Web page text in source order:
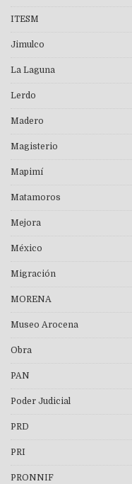
ITESM
Jimulco
La Laguna
Lerdo
Madero
Magisterio
Mapimí
Matamoros
Mejora
México
Migración
MORENA
Museo Arocena
Obra
PAN
Poder Judicial
PRD
PRI
PRONNIF